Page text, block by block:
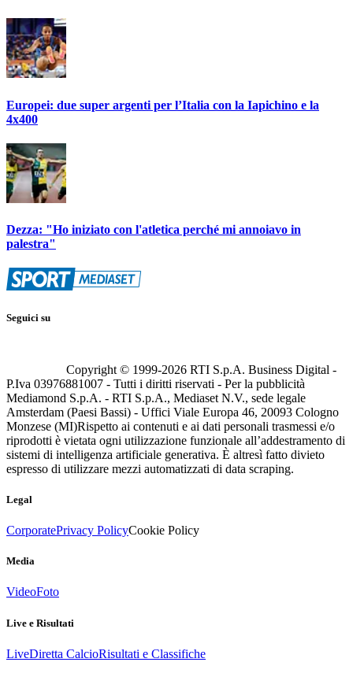
Europei: due super argenti per l’Italia con la Iapichino e la
4x400
Dezza: "Ho iniziato con l'atletica perché mi annoiavo in
palestra"
Seguici su
Copyright © 1999-2026 RTI S.p.A. Business Digital -
P.Iva 03976881007 - Tutti i diritti riservati - Per la pubblicità
Mediamond S.p.A. - RTI S.p.A., Mediaset N.V., sede legale
Amsterdam (Paesi Bassi) - Uffici Viale Europa 46, 20093 Cologno
Monzese (MI)Rispetto ai contenuti e ai dati personali trasmessi e/o
riprodotti è vietata ogni utilizzazione funzionale all’addestramento di
sistemi di intelligenza artificiale generativa. È altresì fatto divieto
espresso di utilizzare mezzi automatizzati di data scraping.
Legal
CorporatePrivacy PolicyCookie Policy
Media
VideoFoto
Live e Risultati
LiveDiretta CalcioRisultati e Classifiche